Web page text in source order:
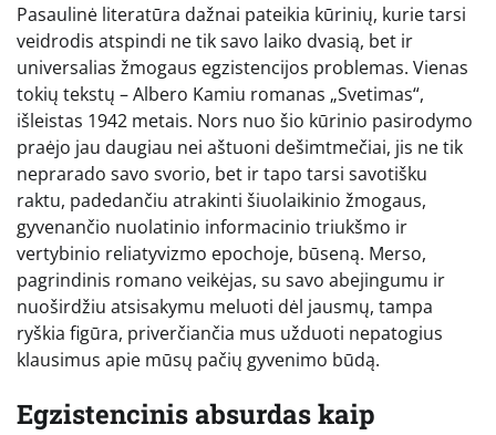
Pasaulinė literatūra dažnai pateikia kūrinių, kurie tarsi
veidrodis atspindi ne tik savo laiko dvasią, bet ir
universalias žmogaus egzistencijos problemas. Vienas
tokių tekstų – Albero Kamiu romanas „Svetimas“,
išleistas 1942 metais. Nors nuo šio kūrinio pasirodymo
praėjo jau daugiau nei aštuoni dešimtmečiai, jis ne tik
neprarado savo svorio, bet ir tapo tarsi savotišku
raktu, padedančiu atrakinti šiuolaikinio žmogaus,
gyvenančio nuolatinio informacinio triukšmo ir
vertybinio reliatyvizmo epochoje, būseną. Merso,
pagrindinis romano veikėjas, su savo abejingumu ir
nuoširdžiu atsisakymu meluoti dėl jausmų, tampa
ryškia figūra, priverčiančia mus užduoti nepatogius
klausimus apie mūsų pačių gyvenimo būdą.
Egzistencinis absurdas kaip